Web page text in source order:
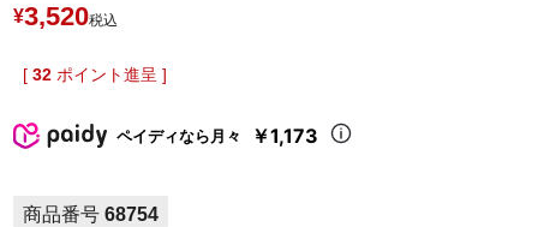
¥3,520税込
[ 32 ポイント進呈 ]
ペイディなら月々 ￥1,173
商品番号 68754